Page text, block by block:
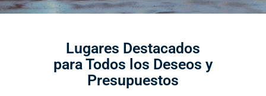
Lugares Destacados
para Todos los Deseos y
Presupuestos